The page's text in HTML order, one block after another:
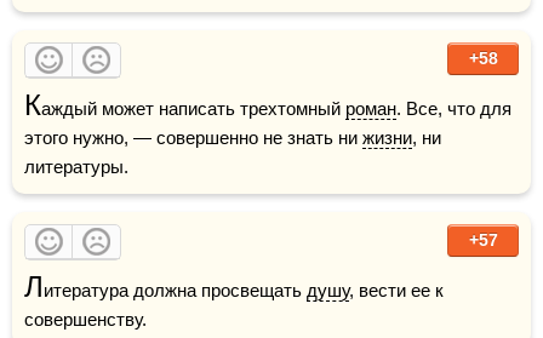
+58
Каждый может написать трехтомный роман. Все, что для
этого нужно, — совершенно не знать ни жизни, ни
литературы.
+57
Литература должна просвещать душу, вести ее к
совершенству.